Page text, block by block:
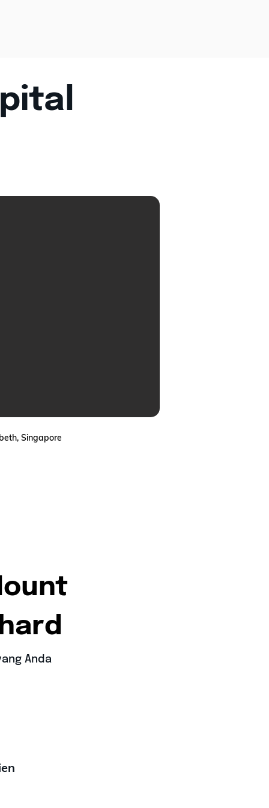
Singapore
Anda